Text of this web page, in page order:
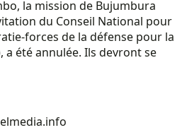
la mission de Bujumbura
du Conseil National pour
forces de la défense pour la
a été annulée. Ils devront se